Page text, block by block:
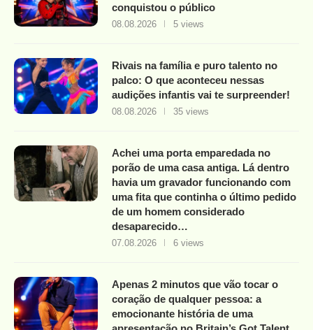
conquistou o público
08.08.2026 5 views
Rivais na família e puro talento no
palco: O que aconteceu nessas
audições infantis vai te surpreender!
08.08.2026 35 views
Achei uma porta emparedada no
porão de uma casa antiga. Lá dentro
havia um gravador funcionando com
uma fita que continha o último pedido
de um homem considerado
desaparecido…
07.08.2026 6 views
Apenas 2 minutos que vão tocar o
coração de qualquer pessoa: a
emocionante história de uma